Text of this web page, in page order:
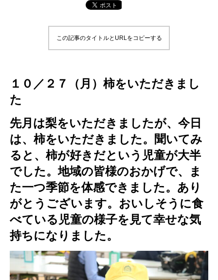
この記事のタイトルとURLをコピーする
１０／２７（月）柿をいただきまし
た
先月は梨をいただきましたが、今日
は、柿をいただきました。聞いてみ
ると、柿が好きだという児童が大半
でした。地域の皆様のおかげで、ま
た一つ季節を体感できました。あり
がとうございます。おいしそうに食
べている児童の様子を見て幸せな気
持ちになりました。